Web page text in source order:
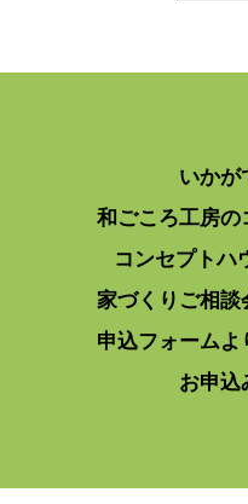
いかが
和ごころ工房の
コンセプトハ
家づくりご相談
申込フォーム
お申込